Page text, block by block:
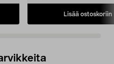
Lisää ostoskoriin